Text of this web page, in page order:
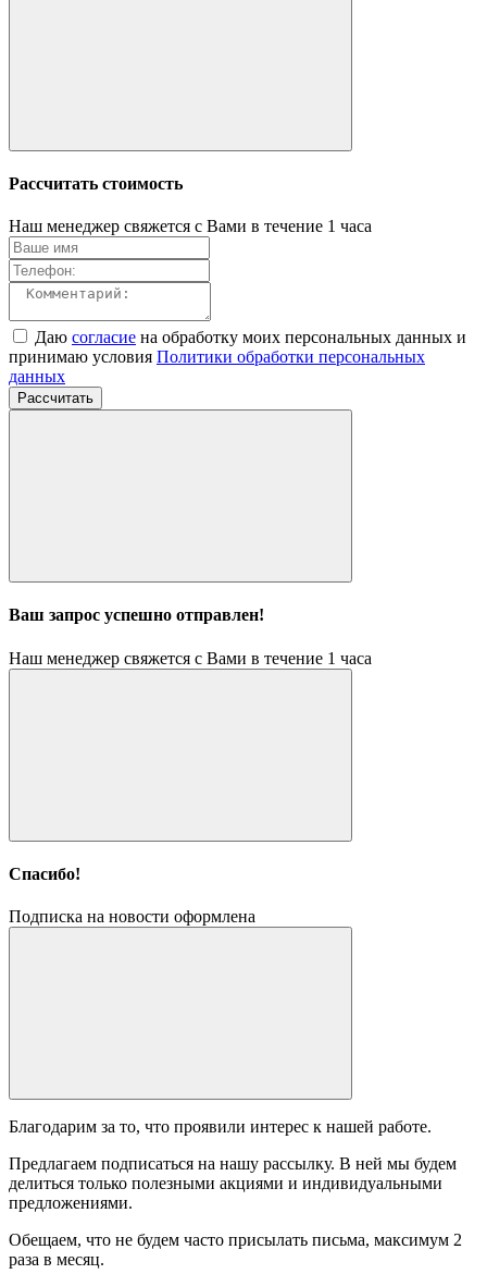
Рассчитать стоимость
Наш менеджер свяжется с Вами в течение 1 часа
Даю согласие на обработку моих персональных данных и
принимаю условия Политики обработки персональных
данных
Рассчитать
Ваш запрос успешно отправлен!
Наш менеджер свяжется с Вами в течение 1 часа
Спасибо!
Подписка на новости оформлена
Благодарим за то, что проявили интерес к нашей работе.
Предлагаем подписаться на нашу рассылку. В ней мы будем
делиться только полезными акциями и индивидуальными
предложениями.
Обещаем, что не будем часто присылать письма, максимум 2
раза в месяц.